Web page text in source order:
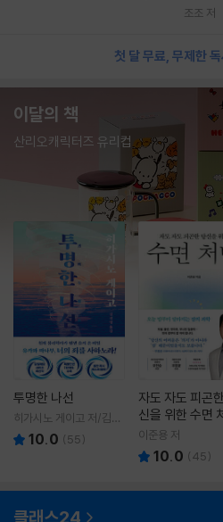
조조 저
첫 달 무료, 무제한
이달의 책
산리오캐릭터즈 유리컵
투명한 나선
히가시노 게이고 저/김선
영 역10.0 (55)
자도 자도 피곤
신을 위한 수면
이준용 저
10.0 (45)
클래스24